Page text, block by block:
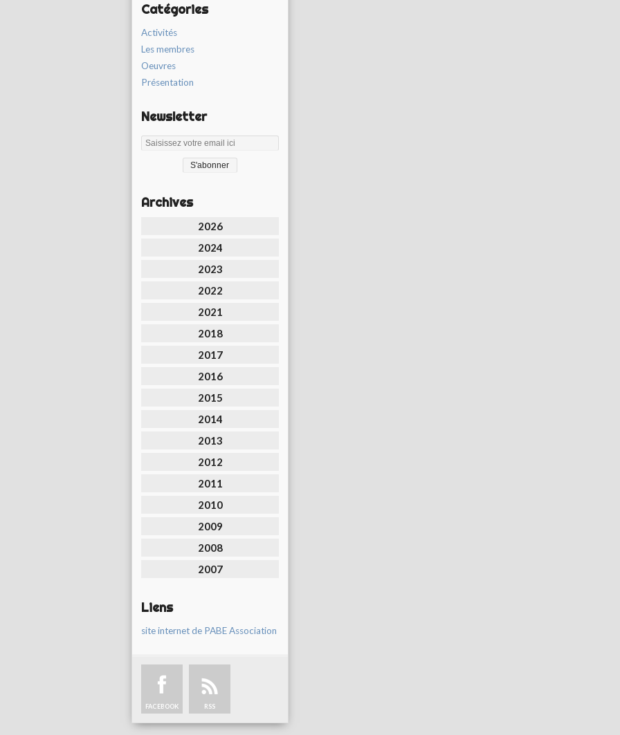
Catégories
Activités
Les membres
Oeuvres
Présentation
Newsletter
Archives
2026
2024
2023
2022
2021
2018
2017
2016
2015
2014
2013
2012
2011
2010
2009
2008
2007
Liens
site internet de PABE Association
FACEBOOK RSS